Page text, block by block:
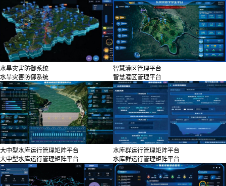
水旱灾害防御系统
水旱灾害防御系统
智慧灌区管理平台
智慧灌区管理平台
大中型水库运行管理矩阵平台
大中型水库运行管理矩阵平台
水库群运行管理矩阵平台
水库群运行管理矩阵平台